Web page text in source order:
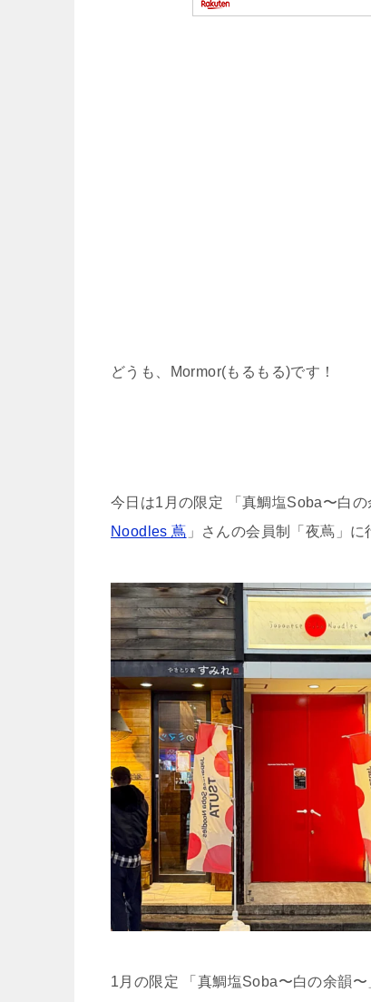
どうも、Mormor(もるもる)です！
今日は1月の限定 「真鯛塩Soba〜白
Noodles 蔦 」さんの会員制「夜蔦」に
1月の限定 「真鯛塩Soba〜白の余韻〜